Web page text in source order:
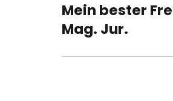
Mein bester
Mag. Jur.